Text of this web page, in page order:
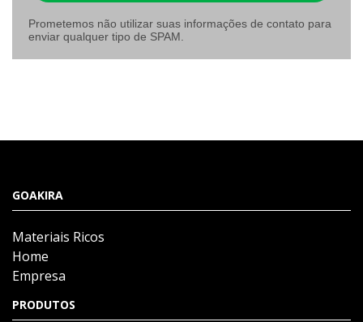
Prometemos não utilizar suas informações de contato para
enviar qualquer tipo de SPAM.
GOAKIRA
Materiais Ricos
Home
Empresa
PRODUTOS